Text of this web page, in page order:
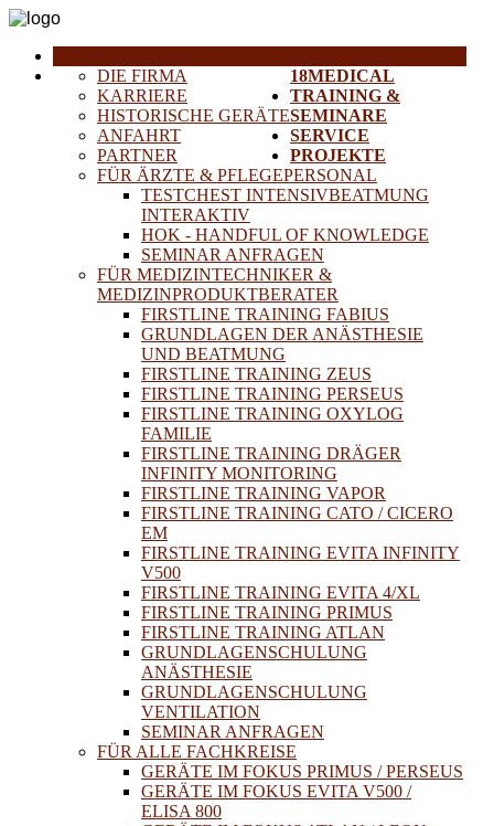
18MEDICAL
DIE FIRMA
KARRIERE
HISTORISCHE GERÄTE
ANFAHRT
PARTNER
TRAINING &
SEMINARE
FÜR ÄRZTE & PFLEGEPERSONAL
TESTCHEST INTENSIVBEATMUNG
INTERAKTIV
HOK - HANDFUL OF KNOWLEDGE
SEMINAR ANFRAGEN
FÜR MEDIZINTECHNIKER &
MEDIZINPRODUKTBERATER
FIRSTLINE TRAINING FABIUS
GRUNDLAGEN DER ANÄSTHESIE
UND BEATMUNG
FIRSTLINE TRAINING ZEUS
FIRSTLINE TRAINING PERSEUS
FIRSTLINE TRAINING OXYLOG
FAMILIE
FIRSTLINE TRAINING DRÄGER
INFINITY MONITORING
FIRSTLINE TRAINING VAPOR
FIRSTLINE TRAINING CATO / CICERO
EM
FIRSTLINE TRAINING EVITA INFINITY
V500
FIRSTLINE TRAINING EVITA 4/XL
FIRSTLINE TRAINING PRIMUS
FIRSTLINE TRAINING ATLAN
GRUNDLAGENSCHULUNG
ANÄSTHESIE
GRUNDLAGENSCHULUNG
VENTILATION
SEMINAR ANFRAGEN
FÜR ALLE FACHKREISE
GERÄTE IM FOKUS PRIMUS / PERSEUS
GERÄTE IM FOKUS EVITA V500 /
ELISA 800
SERVICE
PROJEKTE